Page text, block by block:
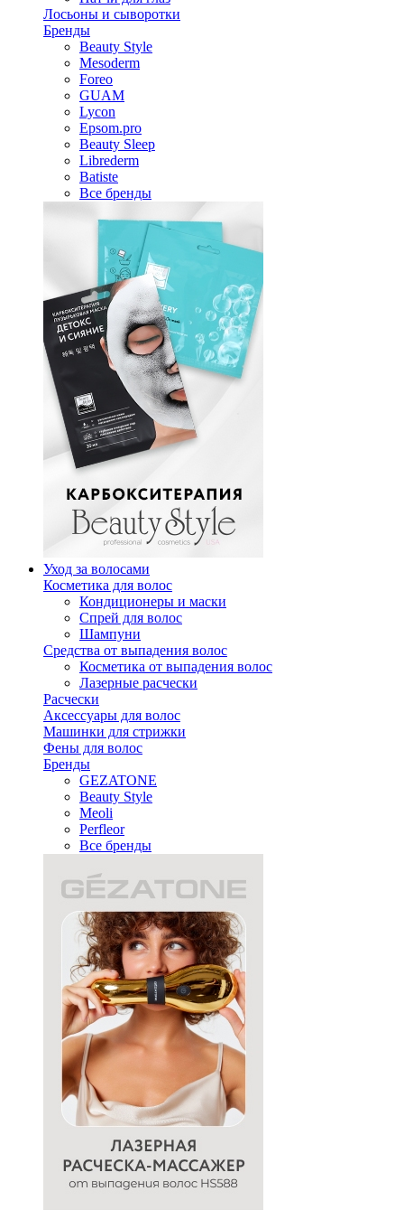
Лосьоны и сыворотки
Бренды
Beauty Style
Mesoderm
Foreo
GUAM
Lycon
Epsom.pro
Beauty Sleep
Librederm
Batiste
Все бренды
Уход за волосами
Косметика для волос
Кондиционеры и маски
Спрей для волос
Шампуни
Средства от выпадения волос
Косметика от выпадения волос
Лазерные расчески
Расчески
Аксессуары для волос
Машинки для стрижки
Фены для волос
Бренды
GEZATONE
Beauty Style
Meoli
Perfleor
Все бренды